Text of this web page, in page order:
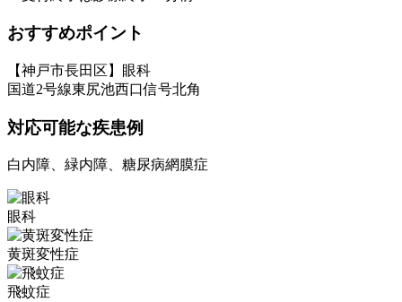
おすすめポイント
【神戸市長田区】眼科
国道2号線東尻池西口信号北角
対応可能な疾患例
白内障、緑内障、糖尿病網膜症
眼科
黄斑変性症
飛蚊症